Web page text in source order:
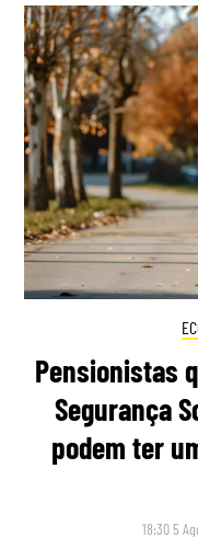
Pensionistas
Segurança
podem ter
18:30 5